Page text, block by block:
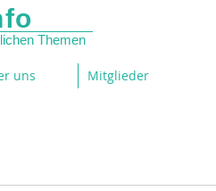
Themen
uns Mitglieder